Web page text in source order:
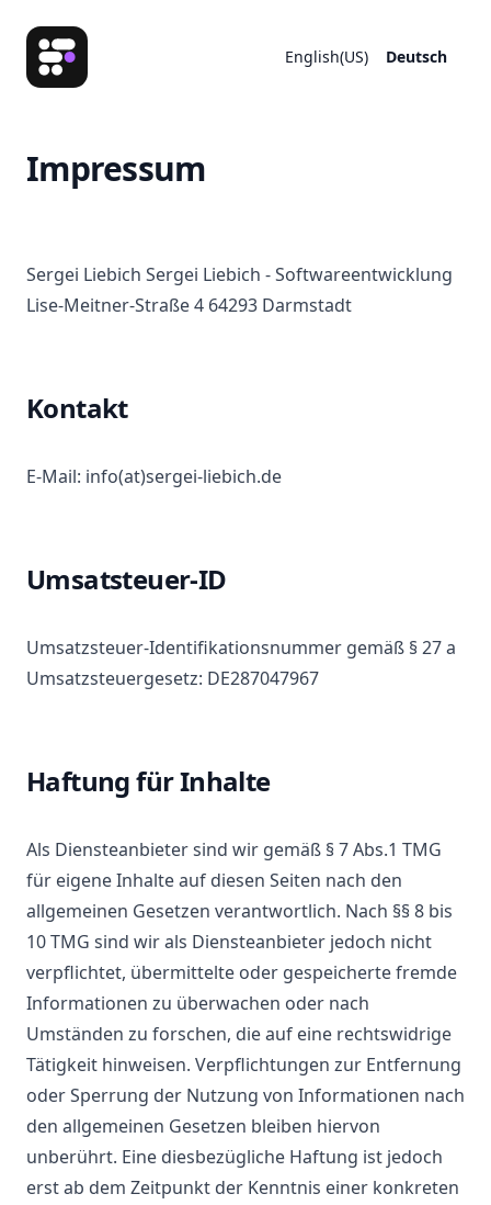
atomin
English(US) Deutsch
Impressum
Sergei Liebich Sergei Liebich - Softwareentwicklung
Lise-Meitner-Straße 4 64293 Darmstadt
Kontakt
E-Mail: info(at)sergei-liebich.de
Umsatsteuer-ID
Umsatzsteuer-Identifikationsnummer gemäß § 27 a
Umsatzsteuergesetz: DE287047967
Haftung für Inhalte
Als Diensteanbieter sind wir gemäß § 7 Abs.1 TMG
für eigene Inhalte auf diesen Seiten nach den
allgemeinen Gesetzen verantwortlich. Nach §§ 8 bis
10 TMG sind wir als Diensteanbieter jedoch nicht
verpflichtet, übermittelte oder gespeicherte fremde
Informationen zu überwachen oder nach
Umständen zu forschen, die auf eine rechtswidrige
Tätigkeit hinweisen. Verpflichtungen zur Entfernung
oder Sperrung der Nutzung von Informationen nach
den allgemeinen Gesetzen bleiben hiervon
unberührt. Eine diesbezügliche Haftung ist jedoch
erst ab dem Zeitpunkt der Kenntnis einer konkreten